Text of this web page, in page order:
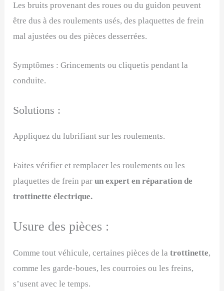
Les bruits provenant des roues ou du guidon peuvent
être dus à des roulements usés, des plaquettes de frein
mal ajustées ou des pièces desserrées.
Symptômes : Grincements ou cliquetis pendant la
conduite.
Solutions :
Appliquez du lubrifiant sur les roulements.
Faites vérifier et remplacer les roulements ou les
plaquettes de frein parun expert en réparation de
trottinette électrique.
Usure des pièces :
Comme tout véhicule, certaines pièces de latrottinette,
comme les garde-boues, les courroies ou les freins,
s’usent avec le temps.